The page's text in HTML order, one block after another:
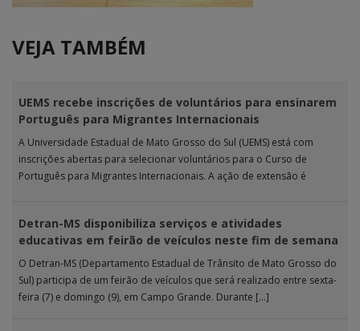
VEJA TAMBÉM
UEMS recebe inscrições de voluntários para ensinarem
Português para Migrantes Internacionais
A Universidade Estadual de Mato Grosso do Sul (UEMS) está com
inscrições abertas para selecionar voluntários para o Curso de
Português para Migrantes Internacionais. A ação de extensão é
Detran-MS disponibiliza serviços e atividades
educativas em feirão de veículos neste fim de semana
O Detran-MS (Departamento Estadual de Trânsito de Mato Grosso do
Sul) participa de um feirão de veículos que será realizado entre sexta-
feira (7) e domingo (9), em Campo Grande. Durante […]